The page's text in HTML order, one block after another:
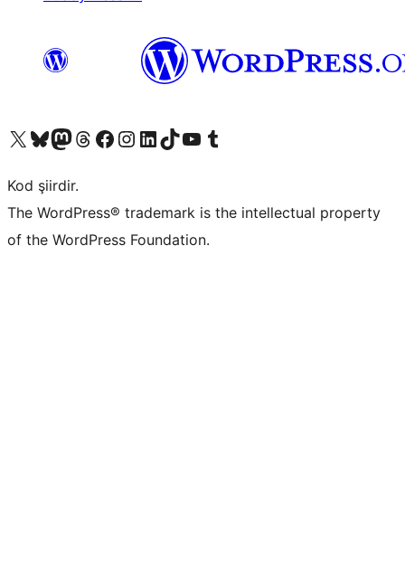
X (eski Twitter) hesabımıza bakın
Bluesky hesabımızı ziyaret edinMastodon hesabımızı ziyaret edinThreads hesabımızı ziyaret edinFacebook sayfamızı ziyaret edinInstagram hesabımızı ziyaret edinLinkedIn hesabımızı ziyaret edinTikTok hesabımızı ziyaret edinYouTube kanalımızı ziyaret edinTumblr hesabımızı ziyaret edin
Kod şiirdir.
The WordPress® trademark is the intellectual property
of the WordPress Foundation.